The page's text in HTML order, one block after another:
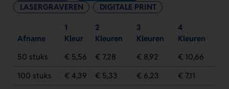
LASERGRAVEREN DIGITALE PRINT
Afname
1
Kleur
2
Kleuren
3
Kleuren
4
Kleuren
50 stuks
€ 5,56 € 7,28 € 8,92
€ 10,66
100 stuks
€ 4,39 € 5,33 € 6,23
€ 7,11